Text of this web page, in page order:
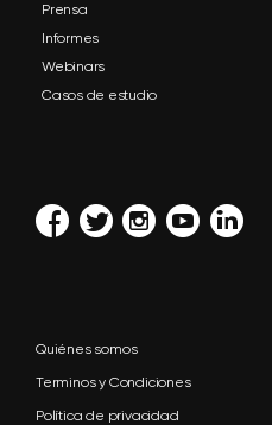
Prensa
Informes
Webinars
Casos de estudio
Quiénes somos
Terminos y Condiciones
Política de privacidad